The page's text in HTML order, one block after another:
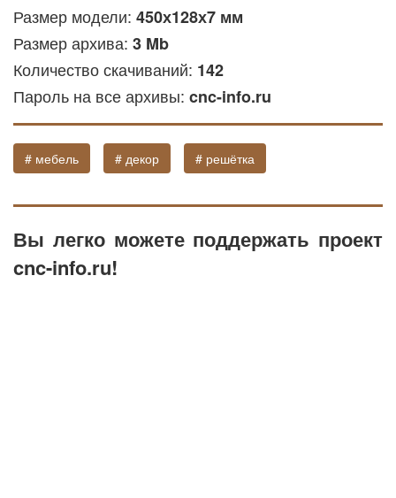
Размер модели: 450х128х7 мм
Размер архива: 3 Mb
Количество скачиваний: 142
Пароль на все архивы: cnc-info.ru
# мебель # декор # решётка
Вы легко можете поддержать проект
cnc-info.ru!